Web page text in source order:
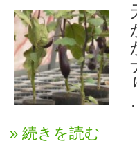
» 続きを読む